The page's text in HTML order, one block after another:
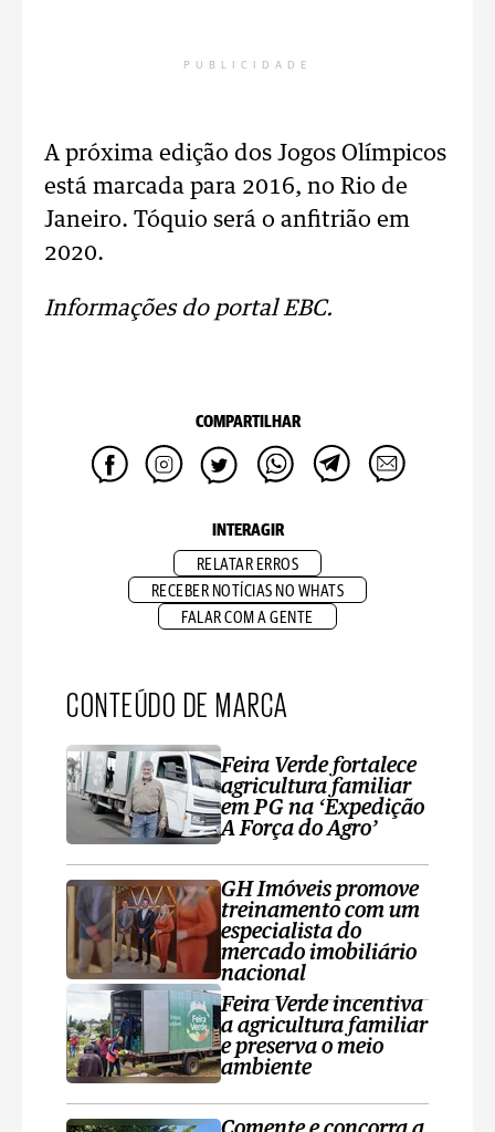
PUBLICIDADE
A próxima edição dos Jogos Olímpicos
está marcada para 2016, no Rio de
Janeiro. Tóquio será o anfitrião em
2020.
Informações do portal EBC.
COMPARTILHAR
INTERAGIR
RELATAR ERROS
RECEBER NOTÍCIAS NO WHATS
FALAR COM A GENTE
CONTEÚDO DE MARCA
Feira Verde fortalece
agricultura familiar
em PG na ‘Expedição
A Força do Agro’
GH Imóveis promove
treinamento com um
especialista do
mercado imobiliário
nacional
Feira Verde incentiva
a agricultura familiar
e preserva o meio
ambiente